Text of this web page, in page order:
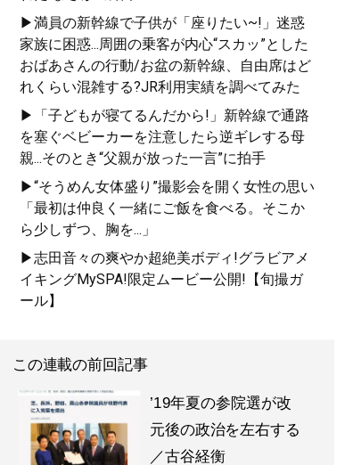
▶満員の新幹線で子供が「座りたい~!」迷惑
家族に困惑...周囲の乗客が内心“スカッ”とした
おばあさんの行動/お盆の新幹線、自由席はど
れくらい混雑する?JR利用実績を調べてみた
▶「子どもが寝てるんだから!」新幹線で通路
を塞ぐベビーカーを注意したら逆ギレする母
親...そのとき“父親が放った一言”に拍手
▶“そうめん女体盛り”撮影会を開く女性の思い
「最初は仲良く一緒にご飯を食べる。そこか
ら少しずつ、胸を...」
▶志田音々の爽やか超絶美ボディ!グラビアメ
イキングMySPA!限定ムービー公開!【旬撮ガ
ール】
この連載の前回記事
’19年夏の参院選が改
元後の政治を左右する
／古谷経衡